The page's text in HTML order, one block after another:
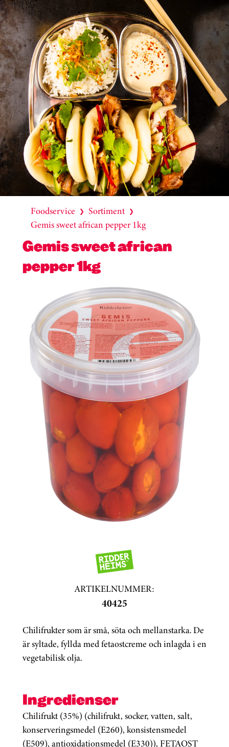
Foodservice ❯ Sortiment ❯
Gemis sweet african pepper 1kg
Gemis sweet african
pepper 1kg
ARTIKELNUMMER:
40425
Chilifrukter som är små, söta och mellanstarka. De
är syltade, fyllda med fetaostcreme och inlagda i en
vegetabilisk olja.
Ingredienser
Chilifrukt (35%) (chilifrukt, socker, vatten, salt,
konserveringsmedel (E260), konsistensmedel
(E509), antioxidationsmedel (E330)), FETAOST